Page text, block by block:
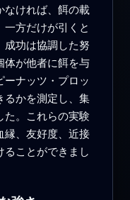
なければ、餌の載
方だけが引くと
成功は協調した努
体が他者に餌を与
ーナッツ・プロッ
るかを測定し、集
た。これらの実験
縁、友好度、近接
ることができまし